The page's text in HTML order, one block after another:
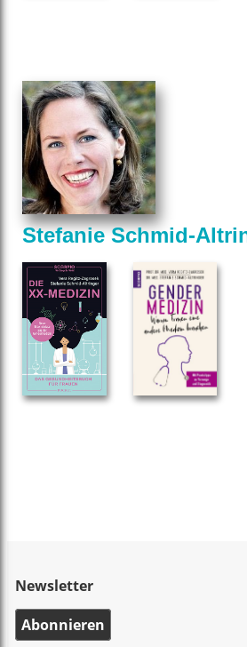
Stefanie Schmid-
Newsletter
Abonnieren